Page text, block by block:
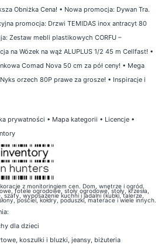
Obniżka Cena! • Nowa promocja: Dywan Tra.
promocja: Drzwi TEMIDAS inox antracyt 80
Zestaw mebli plastikowych CORFU –
na Wózek na wąż ALUPLUS 1/2 45 m Cellfast! •
Comad Nova 50 cm za pół ceny! • Mega
orzech 80P prawe za grosze! • Inspiracje i
prywatności • Mapa kategorii • Licencje •
z monitoringiem cen. Dom, wnętrze i ogród.
fotele ogrodowe, stoły ogrodowe, stoły, krzesła,
szafy, wyposażenie kuchni i jadalni (kubki, talerze,
pościel, kołdry, poduszki, materace i wiele innych.
:
dla dzieci
, koszulki i bluzki, jeansy, biżuteria